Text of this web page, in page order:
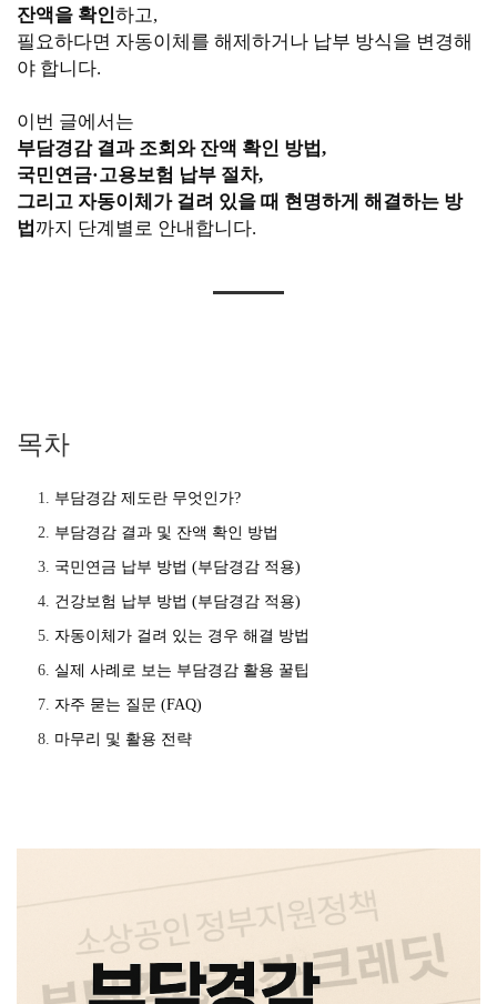
잔액을 확인하고,
필요하다면 자동이체를 해제하거나 납부 방식을 변경해
야 합니다.
이번 글에서는
부담경감 결과 조회와 잔액 확인 방법,
국민연금·고용보험 납부 절차,
그리고 자동이체가 걸려 있을 때 현명하게 해결하는 방
법 까지 단계별로 안내합니다.
목차
부담경감 제도란 무엇인가?
부담경감 결과 및 잔액 확인 방법
국민연금 납부 방법 (부담경감 적용)
건강보험 납부 방법 (부담경감 적용)
자동이체가 걸려 있는 경우 해결 방법
실제 사례로 보는 부담경감 활용 꿀팁
자주 묻는 질문 (FAQ)
마무리 및 활용 전략